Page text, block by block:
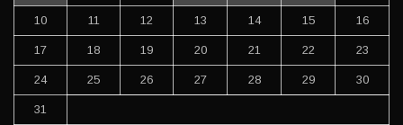
10 11 12 13 14 15 16
17 18 19 20 21 22 23
24 25 26 27 28 29 30
31